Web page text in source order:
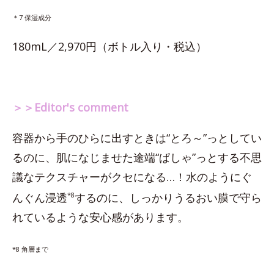
＊7 保湿成分
180mL／2,970円（ボトル入り・税込）
＞＞Editor's comment
容器から手のひらに出すときは“とろ～”っとしてい
るのに、肌になじませた途端“ぱしゃ”っとする不思
議なテクスチャーがクセになる…！水のようにぐ
んぐん浸透*8するのに、しっかりうるおい膜で守ら
れているような安心感があります。
*8 角層まで